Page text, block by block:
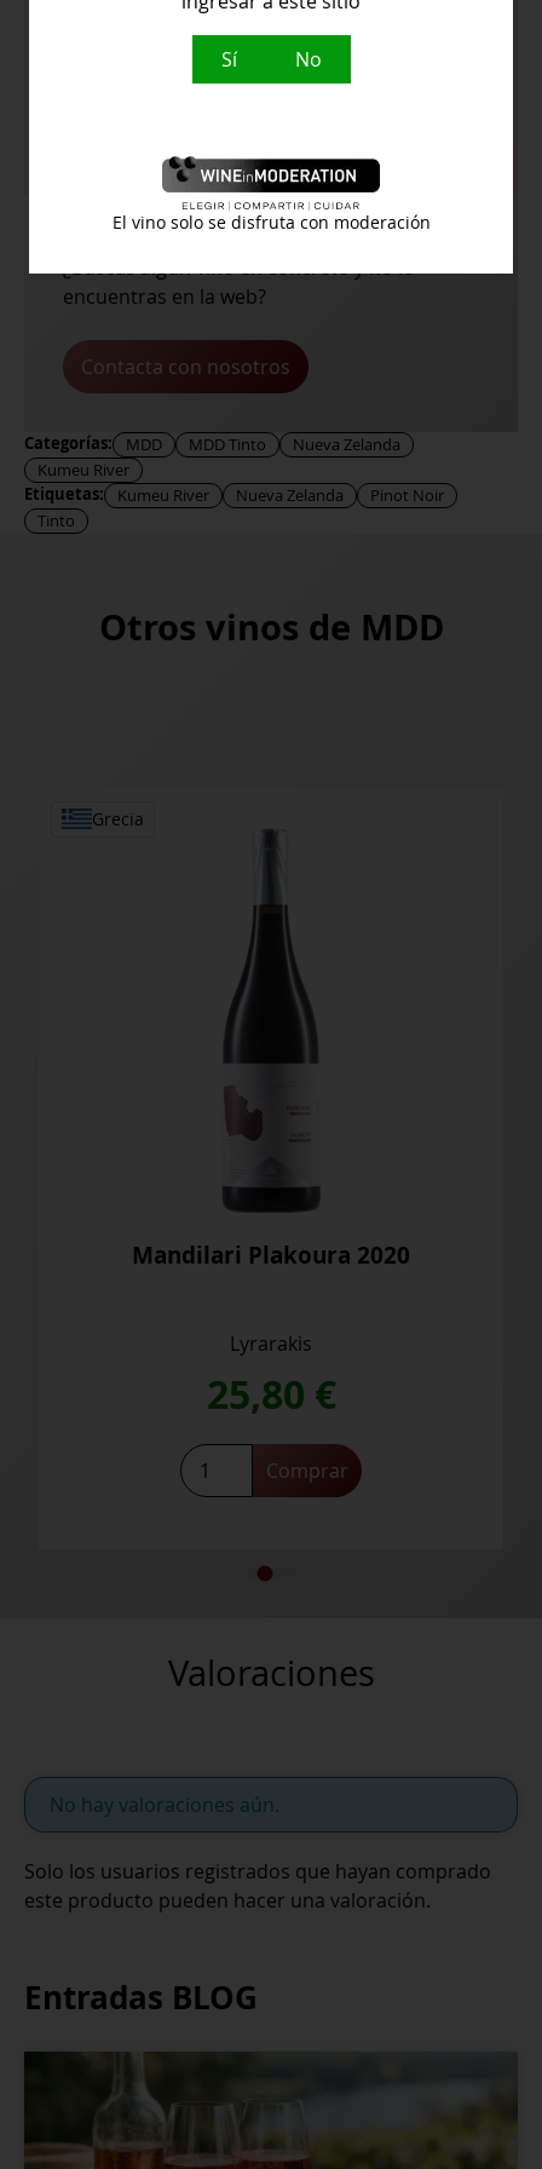
equilibrio entre fruta y estructura, y
un final persistente y armonioso que
¿Buscas algún vino en concreto y no lo
encuentras en la web?
Contacta con nosotros
Categorías: MDD MDD Tinto
Nueva Zelanda
Kumeu River
Etiquetas: Kumeu River Nueva Zelanda
Pinot Noir
Tinto
Otros vinos de MDD
Thrapsathiri Rouma 2024
Saber más
Valoraciones
No hay valoraciones aún.
Solo los usuarios registrados que hayan comprado
este producto pueden hacer una valoración.
Entradas BLOG
Sí No
El vino solo se disfruta con moderación